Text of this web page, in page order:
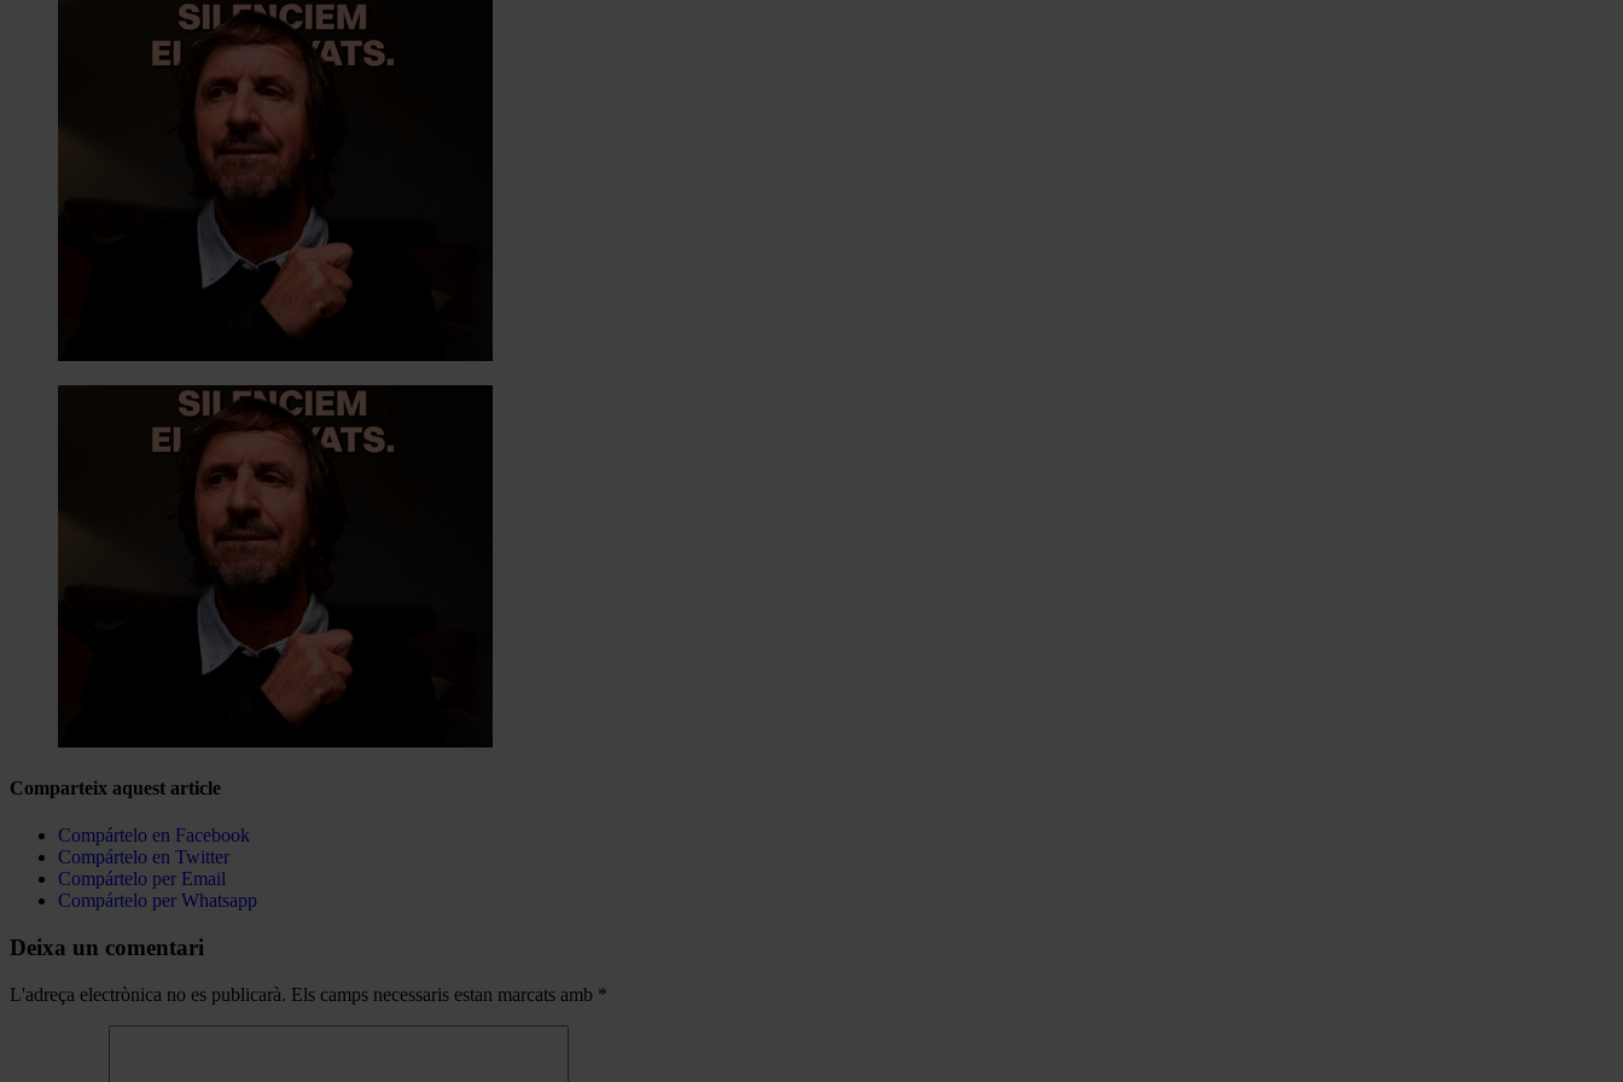
Comparteix aquest article
Compártelo en Facebook
Compártelo en Twitter
Compártelo per Email
Compártelo per Whatsapp
Deixa un comentari
L'adreça electrònica no es publicarà. Els camps necessaris estan marcats amb *